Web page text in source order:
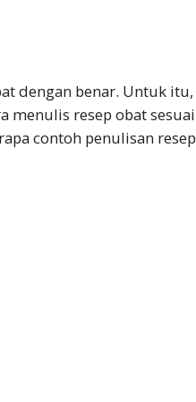
dengan benar. Untuk itu,
menulis resep obat sesuai
contoh penulisan resep